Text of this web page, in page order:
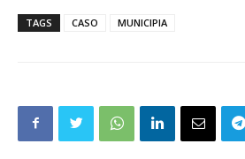
TAGS CASO MUNICIPIA